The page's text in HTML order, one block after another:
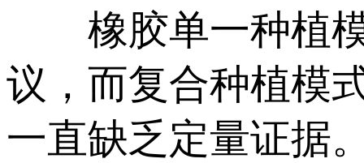
橡胶单一种植模
议，而复合种植模
一直缺乏定量证据